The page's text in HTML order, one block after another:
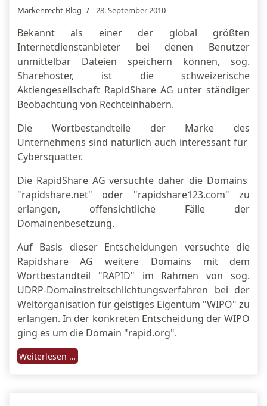
Markenrecht-Blog 28. September 2010
Bekannt als einer der global größten
Internetdienstanbieter bei denen Benutzer
unmittelbar Dateien speichern können, sog.
Sharehoster, ist die schweizerische
Aktiengesellschaft RapidShare AG unter ständiger
Beobachtung von Rechteinhabern.
Die Wortbestandteile der Marke des
Unternehmens sind natürlich auch interessant für
Cybersquatter.
Die RapidShare AG versuchte daher die Domains
"rapidshare.net" oder "rapidshare123.com" zu
erlangen, offensichtliche Fälle der
Domainenbesetzung.
Auf Basis dieser Entscheidungen versuchte die
Rapidshare AG weitere Domains mit dem
Wortbestandteil "RAPID" im Rahmen von sog.
UDRP-Domainstreitschlichtungsverfahren bei der
Weltorganisation für geistiges Eigentum "WIPO" zu
erlangen. In der konkreten Entscheidung der WIPO
ging es um die Domain "rapid.org".
Weiterlesen …